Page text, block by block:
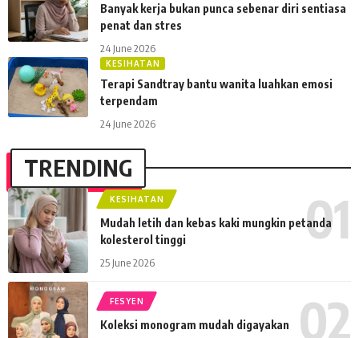
Banyak kerja bukan punca sebenar diri sentiasa
penat dan stres
24 June 2026
KESIHATAN
Terapi Sandtray bantu wanita luahkan emosi
terpendam
24 June 2026
TRENDING
KESIHATAN
Mudah letih dan kebas kaki mungkin petanda
kolesterol tinggi
25 June 2026
FESYEN
Koleksi monogram mudah digayakan